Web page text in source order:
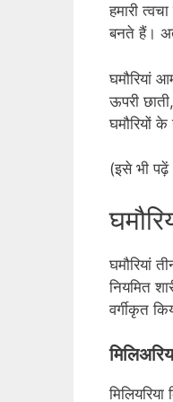
हमारी
बनते हैं।
घमौरियां
ऊपरी
घमौरियों
(इसे भी
घमौरियां
नियमित
वर्गीकृत